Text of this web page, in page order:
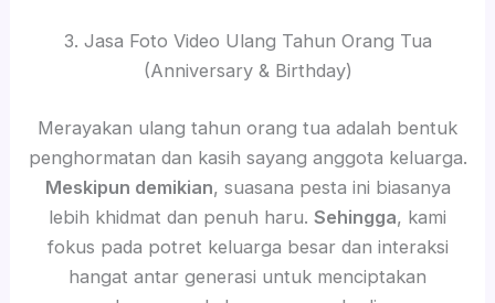
3. Jasa Foto Video Ulang Tahun Orang Tua
(Anniversary & Birthday)
Merayakan ulang tahun orang tua adalah bentuk
penghormatan dan kasih sayang anggota keluarga.
Meskipun demikian, suasana pesta ini biasanya
lebih khidmat dan penuh haru. Sehingga, kami
fokus pada potret keluarga besar dan interaksi
hangat antar generasi untuk menciptakan